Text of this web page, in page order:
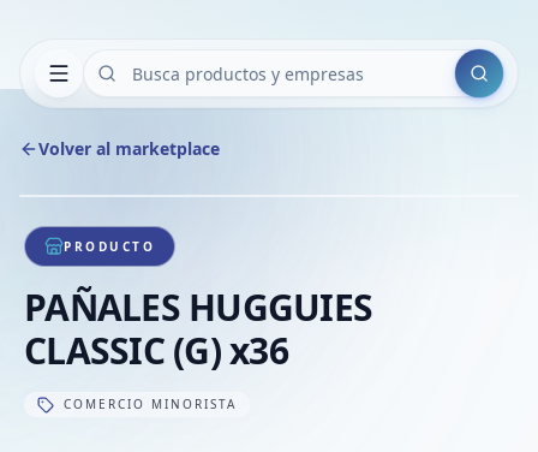
Buscar
Volver al marketplace
1/1
PRODUCTO
PAÑALES HUGGUIES
CLASSIC (G) x36
COMERCIO MINORISTA